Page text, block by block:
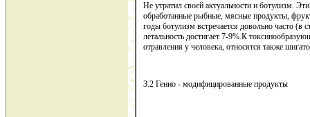
Не утратил своей актуальности и ботулизм.
обработанные рыбные, мясные продукты,
годы ботулизм встречается довольно часто
летальность достигает 7-9%.К
отравления у человека, относятся также
3.2 Генно - модифицированные продукты